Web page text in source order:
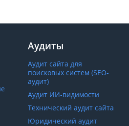
Аудиты
Аудит сайта для
поисковых систем (SEO-
аудит)
Аудит ИИ-видимости
Технический аудит сайта
Юридический аудит